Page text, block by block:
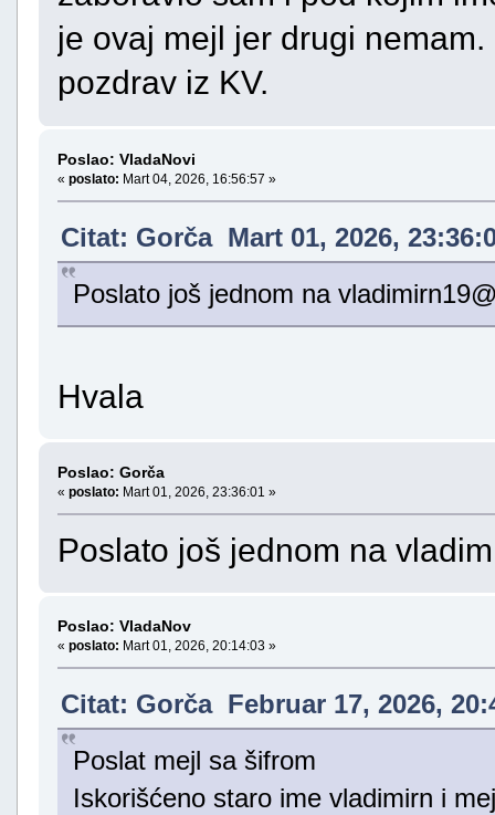
je ovaj mejl jer drugi
pozdrav iz KV.
Poslao: VladaNovi
« poslato: Mart 04, 2026, 16:56:57 »
Citat: Gorča Mart 01, 2026,
Poslato još jednom na
Hvala
Poslao: Gorča
« poslato: Mart 01, 2026, 23:36:01 »
Poslato još jednom na
Poslao: VladaNov
« poslato: Mart 01, 2026, 20:14:03 »
Citat: Gorča Februar 17, 2026,
Poslat mejl sa šifrom
Iskorišćeno staro ime vladimirn i